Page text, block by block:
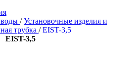
/Установочные изделия и
трубка /EIST-3,5
EIST-3,5